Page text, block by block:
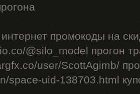
промокоды на
@silo_model прогон
user/ScottAgimb/
space-uid-138703.html